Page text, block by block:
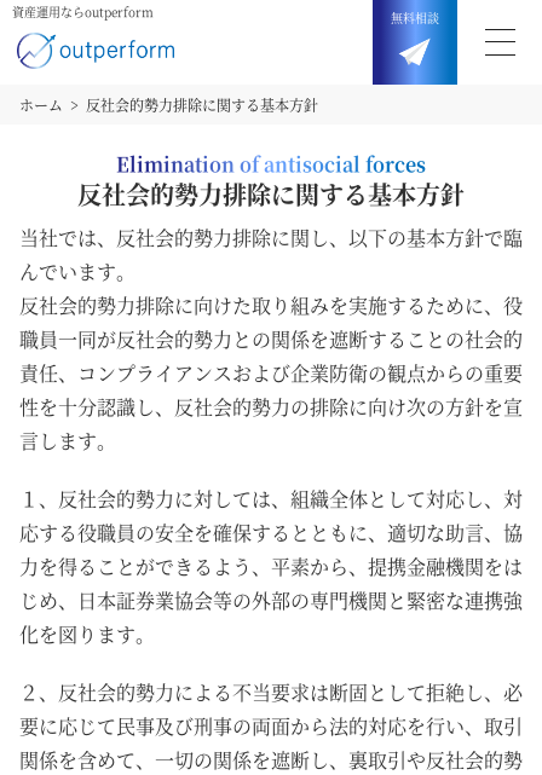
資産運用ならoutperform 無料相談
ホーム 反社会的勢力排除に関する基本方針
Elimination of antisocial forces
反社会的勢力排除に関する基本方針
当社では、反社会的勢力排除に関し、以下の基本方針で臨
んでいます。
反社会的勢力排除に向けた取り組みを実施するために、役
職員一同が反社会的勢力との関係を遮断することの社会的
責任、コンプライアンスおよび企業防衛の観点からの重要
性を十分認識し、反社会的勢力の排除に向け次の方針を宣
言します。
１、反社会的勢力に対しては、組織全体として対応し、対
応する役職員の安全を確保するとともに、適切な助言、協
力を得ることができるよう、平素から、提携金融機関をは
じめ、日本証券業協会等の外部の専門機関と緊密な連携強
化を図ります。
２、反社会的勢力による不当要求は断固として拒絶し、必
要に応じて民事及び刑事の両面から法的対応を行い、取引
関係を含めて、一切の関係を遮断し、裏取引や反社会的勢